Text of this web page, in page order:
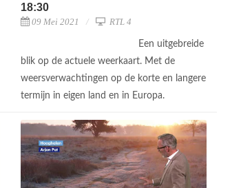
18:30
09 Mei 2021 RTL 4
Een uitgebreide
blik op de actuele weerkaart. Met de
weersverwachtingen op de korte en langere
termijn in eigen land en in Europa.